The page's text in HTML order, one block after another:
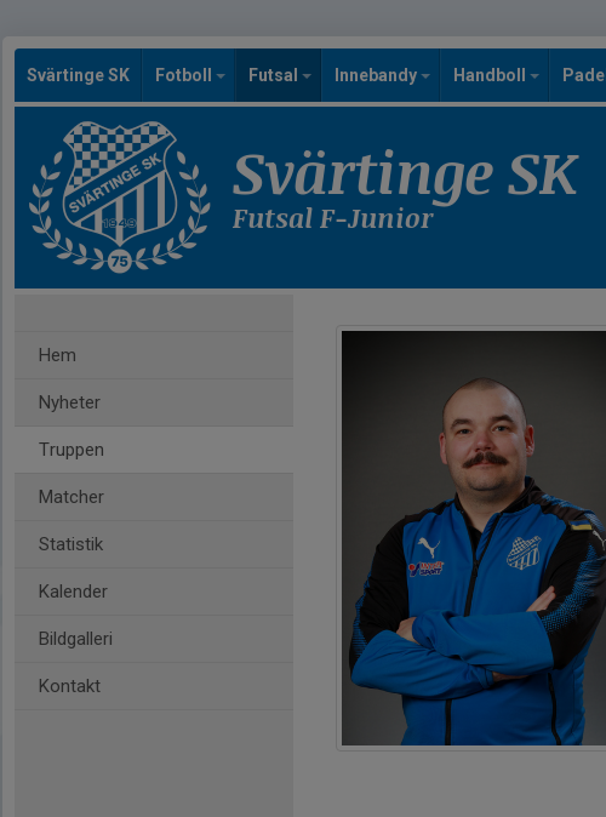
Svärtinge SK Fotboll Futsal Innebandy Handboll Padel
Svärtinge SK
Futsal F-Junior
Hem
Nyheter
Truppen
Matcher
Statistik
Kalender
Bildgalleri
Kontakt